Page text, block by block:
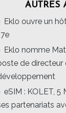
AUTRES
Eklo ouvre un
Eklo nomme
de directeur
eSIM : KOLET,
partenariats